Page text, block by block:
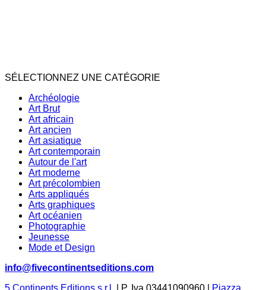
SÉLECTIONNEZ UNE CATÉGORIE
Archéologie
Art Brut
Art africain
Art ancien
Art asiatique
Art contemporain
Autour de l'art
Art moderne
Art précolombien
Arts appliqués
Arts graphiques
Art océanien
Photographie
Jeunesse
Mode et Design
info@fivecontinentseditions.com
5 Continents Editions s.r.l.
| P. Iva 03441090960 | Piazza